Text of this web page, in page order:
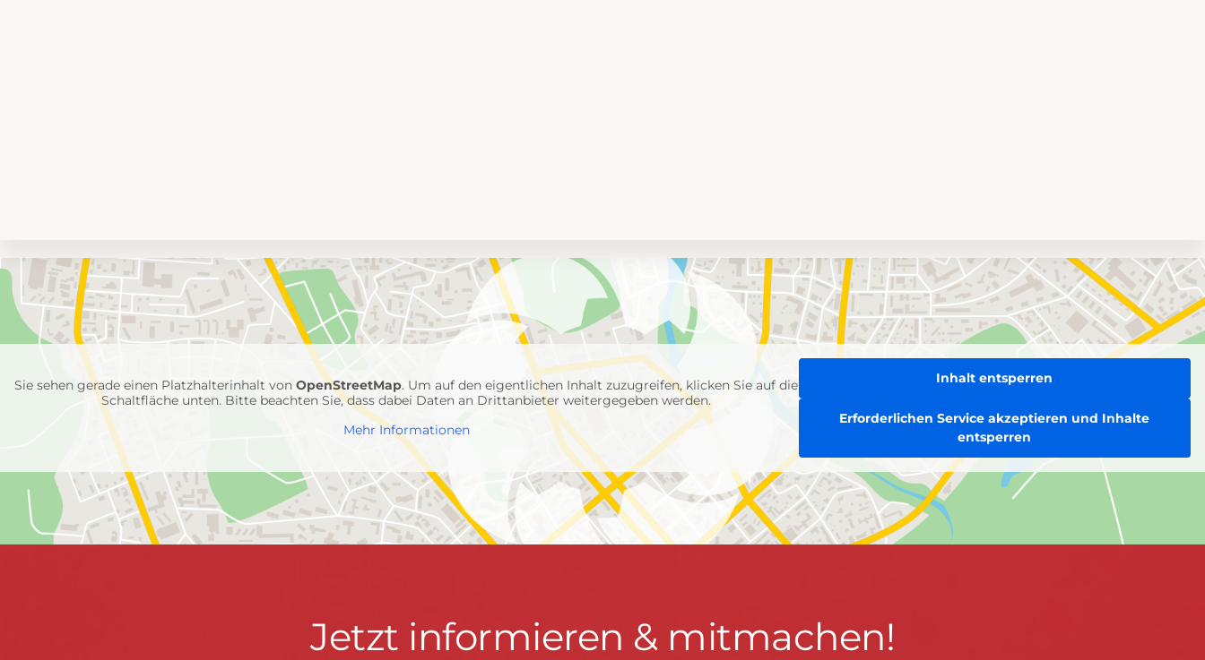
Umgebungskarte
mit
Feuerwehr-
Einheiten
Sie sehen gerade einen Platzhalterinhalt vonOpenStreetMap. Um auf den eigentlichen Inhalt zuzugreifen, klicken Sie auf die
Schaltfläche unten. Bitte beachten Sie, dass dabei Daten an Drittanbieter weitergegeben werden.
Mehr Informationen
Inhalt entsperren
Erforderlichen Service akzeptieren und Inhalte
entsperren
Jetzt informieren & mitmachen!
Kontaktdaten
FEUERWEHR WENDEN